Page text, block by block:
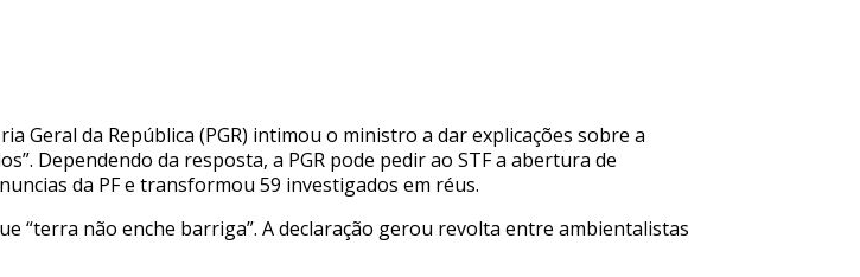
Geral da República (PGR) intimou o ministro a dar explicações sobre a
Dependendo da resposta, a PGR pode pedir ao STF a abertura de
da PF e transformou 59 investigados em réus.
“terra não enche barriga”. A declaração gerou revolta entre ambientalistas